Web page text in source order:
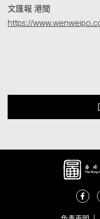
文匯報 港聞
https://